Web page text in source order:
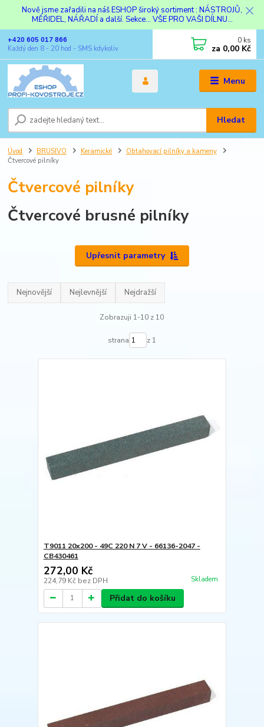
Nově jsme zařadili na náš ESHOP široký sortiment : NÁSTROJŮ,
MĚŘIDEL, NÁŘADÍ a další. Sekce... VŠE PRO VAŠI DÍLNU...
Menu
Hledat
+420 605 017 866
Každý den 8 - 20 hod - SMS kdykoliv
0 ks
za 0,00 Kč
Úvod BRUSIVO Keramické
Obtahovací pilníky a kameny
Čtvercové pilníky
Čtvercové pilníky
Čtvercové brusné pilníky
Upřesnit parametry
Nejnovější Nejlevnější Nejdražší
Zobrazuji 1-10 z 10
strana z 1
T9011 20x200 - 49C 220 N 7 V - 66136-2047 -
CB430461
272,00 Kč
224,79 Kč bez DPH Skladem
Přidat do košíku